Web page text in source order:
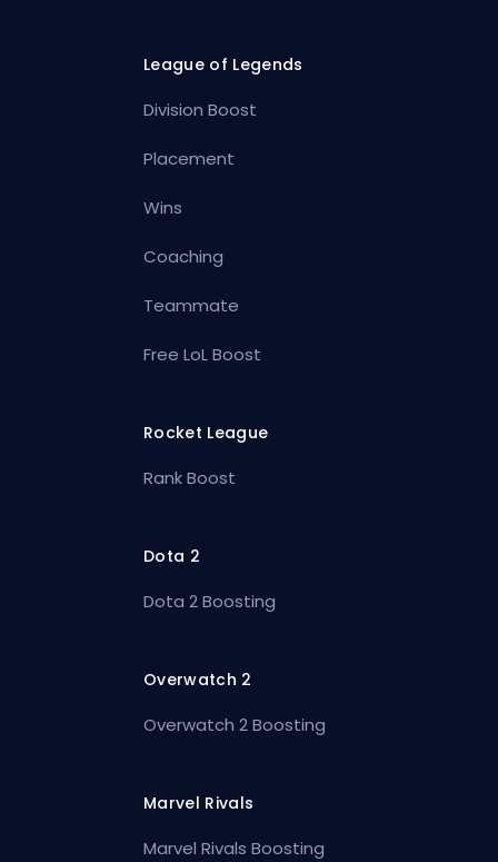
League of Legends
Division Boost
Placement
Wins
Coaching
Teammate
Free LoL Boost
Rocket League
Rank Boost
Dota 2
Dota 2 Boosting
Overwatch 2
Overwatch 2 Boosting
Marvel Rivals
Marvel Rivals Boosting